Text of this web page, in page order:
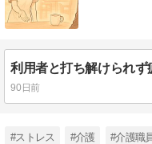
90日前
#ストレス #介護 #介護職